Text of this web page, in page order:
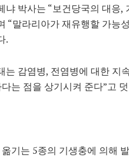
냐 박사는 “보건당국의 대응,
“말라리아가 재유행할 가능
.
는 감염병, 전염병에 대한 지
는 점을 상기시켜 준다”고
기는 5종의 기생충에 의해